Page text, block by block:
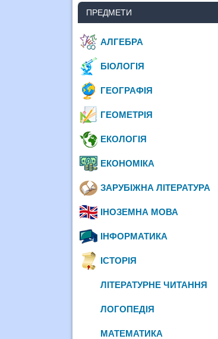
ПРЕДМЕТИ
АЛГЕБРА
БІОЛОГІЯ
ГЕОГРАФІЯ
ГЕОМЕТРІЯ
ЕКОЛОГІЯ
ЕКОНОМІКА
ЗАРУБІЖНА ЛІТЕРАТУРА
ІНОЗЕМНА МОВА
ІНФОРМАТИКА
ІСТОРІЯ
ЛІТЕРАТУРНЕ ЧИТАННЯ
ЛОГОПЕДІЯ
МАТЕМАТИКА